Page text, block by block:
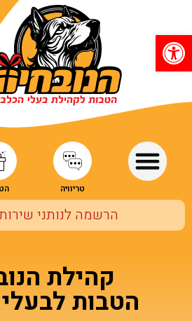
פתח סרגל נגישות
טריוויה
הרשמה לנותני
קהילת
הטבות